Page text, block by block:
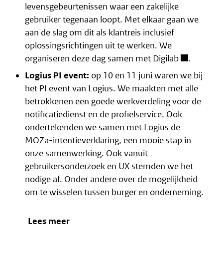
levensgebeurtenissen waar een zakelijke
gebruiker tegenaan loopt. Met elkaar gaan we
aan de slag om dit als klantreis inclusief
oplossingsrichtingen uit te werken. We
organiseren deze dag samen met Digilab
.
Logius PI event: op 10 en 11 juni waren we bij
het PI event van Logius. We maakten met alle
betrokkenen een goede werkverdeling voor de
notificatiedienst en de profielservice. Ook
ondertekenden we samen met Logius de
MOZa-intentieverklaring, een mooie stap in
onze samenwerking. Ook vanuit
gebruikersonderzoek en UX stemden we het
nodige af. Onder andere over de mogelijkheid
om te wisselen tussen burger en onderneming.
Lees meer